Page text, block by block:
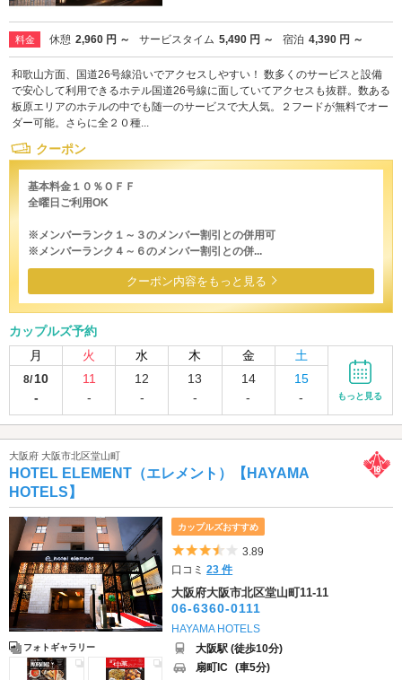
料金 休憩 2,960 円 ～ サービスタイム 5,490 円 ～ 宿泊 4,390 円 ～
和歌山方面、国道26号線沿いでアクセスしやすい！ 数多くのサービスと設備
で安心して利用できるホテル国道26号線に面していてアクセスも抜群。数ある
板原エリアのホテルの中でも随一のサービスで大人気。２フードが無料でオー
ダー可能。さらに全２０種...
クーポン
基本料金１０％ＯＦＦ
全曜日ご利用OK
※メンバーランク１～３のメンバー割引との併用可
※メンバーランク４～６のメンバー割引との併...
クーポン内容をもっと見る
カップルズ予約
月
火 水 木 金 土
8/ 10
-
11
-
12
-
13
-
14
-
15
-
もっと見る
大阪府 大阪市北区堂山町
HOTEL ELEMENT（エレメント）【HAYAMA
HOTELS】
フォトギャラリー
カップルズおすすめ
5つ星のうち3.5
3.89
口コミ23 件
大阪府大阪市北区堂山町11-11
06-6360-0111
HAYAMA HOTELS
大阪駅 (徒歩10分)
扇町IC (車5分)